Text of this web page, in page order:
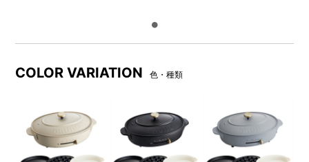
COLOR VARIATION 色・種類